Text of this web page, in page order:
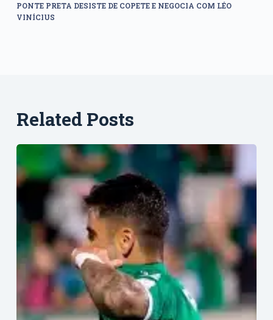
PONTE PRETA DESISTE DE COPETE E NEGOCIA COM LÉO
VINÍCIUS
Related Posts